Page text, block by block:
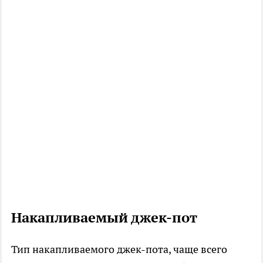
Накапливаемый джек-пот
Тип накапливаемого джек-пота, чаще всего